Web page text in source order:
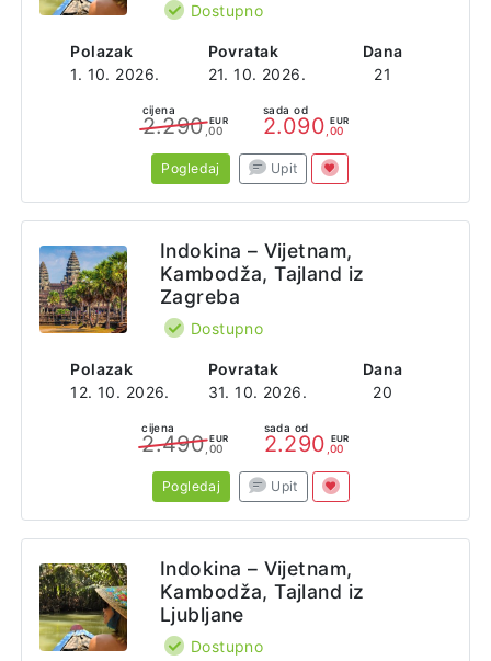
Polazak
1. 10. 2026.
Povratak
21. 10. 2026.
Dana
21
Dostupno
cijena
2.290 EUR
,00
sada od
2.090 EUR
,00
Pogledaj Upit
Polazak
12. 10. 2026.
Povratak
31. 10. 2026.
Dana
20
Indokina – Vijetnam,
Kambodža, Tajland iz
Zagreba
Dostupno
cijena
2.490 EUR
,00
sada od
2.290 EUR
,00
Pogledaj Upit
Indokina – Vijetnam,
Kambodža, Tajland iz
Ljubljane
Dostupno